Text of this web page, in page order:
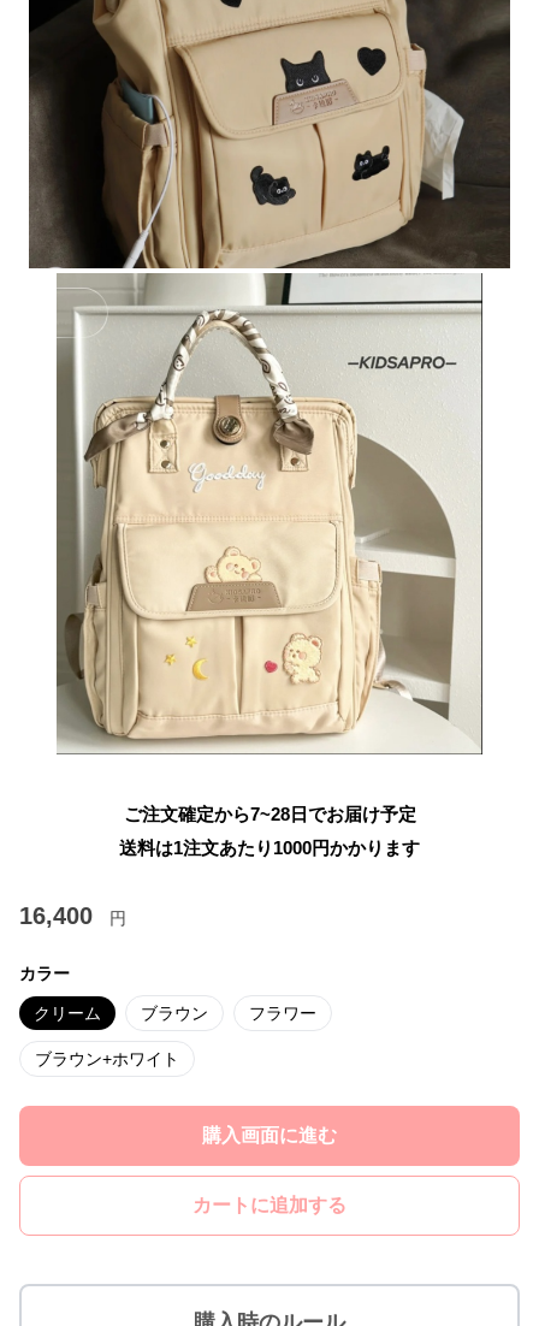
ご注文確定から7~28日でお届け予定
送料は1注文あたり 1000円かかります
16,400 円
カラー
クリーム ブラウン フラワー
ブラウン+ホワイト
購入画面に進む
カートに追加する